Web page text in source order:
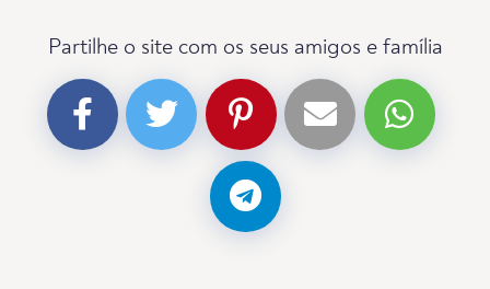
Partilhe o site com os seus amigos e família